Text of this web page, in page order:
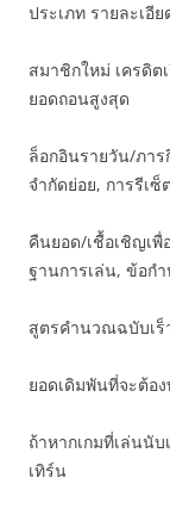
ประเภท รายละเอี
สมาชิกใหม่ เครดิต
ยอดถอนสูงสุด
ล็อกอินรายวัน/ภาร
จำกัดย่อย, การรีเซ็ต
คืนยอด/เชื้อเชิญเพื่
ฐานการเล่น, ข้อก
สูตรคำนวณฉบับเร็
ยอดเดิมพันที่จะต้อ
ถ้าหากเกมที่เล่นนั
เทิร์น